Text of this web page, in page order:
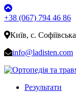
+38 (067) 794 46 86
Київ, с.
info@ladisten.com
Результати